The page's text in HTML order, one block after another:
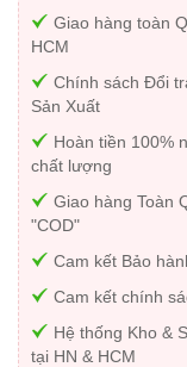
Giao hàng toàn
HCM
Chính sách Đổi
Sản Xuất
Hoàn tiền 100%
chất lượng
Giao hàng Toàn
"COD"
Cam kết Bảo
Cam kết chính
Hệ thống Kho &
tại HN & HCM